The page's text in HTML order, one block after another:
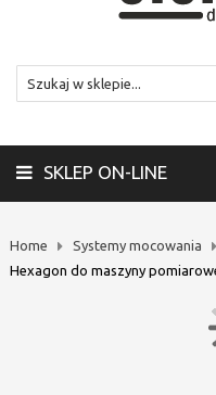
SKLEP ON-LINE
Home Systemy mocowania
Hexagon do maszyny